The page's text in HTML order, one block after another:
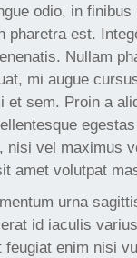
odio, in
pharetra est.
Nullam
mi augue
et sem. Proin a
nisi vel maximus
amet volutpat
urna
id iaculis
feugiat enim nisi